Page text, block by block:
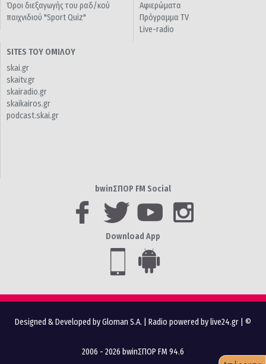
Όροι διεξαγωγής του ραδ/κού
παιχνιδιού "Sport Quiz"
Αφιερώματα
Πρόγραμμα TV
Live-radio
SITES ΤΟΥ ΟΜΙΛΟΥ
skai.gr
skaitv.gr
skairadio.gr
skaikairos.gr
podcast.skai.gr
bwinΣΠΟΡ FM Social
Download App
Designed & Developed by Gloman S.A. Radio powered by live24.gr | ©
2006 - 2026 bwinΣΠΟΡ FM 94.6